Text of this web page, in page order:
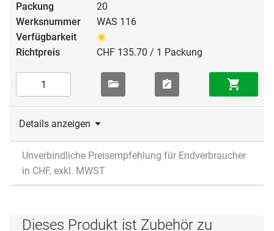
20
WAS 116
CHF 135.70 / 1 Packung
Details anzeigen
Unverbindliche Preisempfehlung für Endverbraucher
in CHF, exkl. MWST
Dieses Produkt ist Zubehör zu